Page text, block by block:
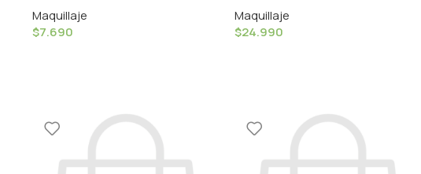
Maquillaje
$7.690
Caramel
Maquillaje
$24.990